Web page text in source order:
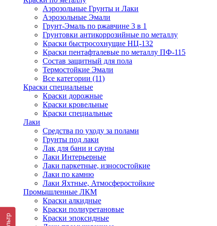
Аэрозольные Грунты и Лаки
Аэрозольные Эмали
Грунт-Эмаль по ржавчине 3 в 1
Грунтовки антикоррозийные по металлу
Краски быстросохнущие НЦ-132
Краски пентафталевые по металлу ПФ-115
Состав защитный для пола
Термостойкие Эмали
Все категории (11)
Краски специальные
Краски дорожные
Краски кровельные
Краски специальные
Лаки
Cредства по уходу за полами
Грунты под лаки
Лак для бани и сауны
Лаки Интерьерные
Лаки паркетные, износостойкие
Лаки по камню
Лаки Яхтные, Атмосферостойкие
Промышленные ЛКМ
Краски алкидные
Краски полиуретановые
Краски эпоксидные